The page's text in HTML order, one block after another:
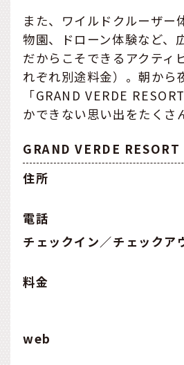
また、ワイルドクルーザー
物園、ドローン体験など、
だからこそできるアクティ
れぞれ別途料金）。朝から
「GRAND VERDE
かできない思い出をたくさ
GRAND VERDE RESORT
住所
電話
チェックイン／チェックア
料金
web